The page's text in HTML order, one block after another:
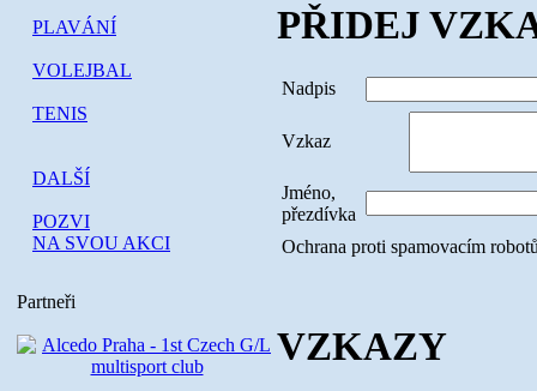
PLAVÁNÍ
VOLEJBAL
TENIS
DALŠÍ
POZVI
NA SVOU AKCI
Partneři
PŘIDEJ
Nadpis
Vzkaz
Jméno,
přezdívka
Ochrana proti spamovacím
VZKAZY